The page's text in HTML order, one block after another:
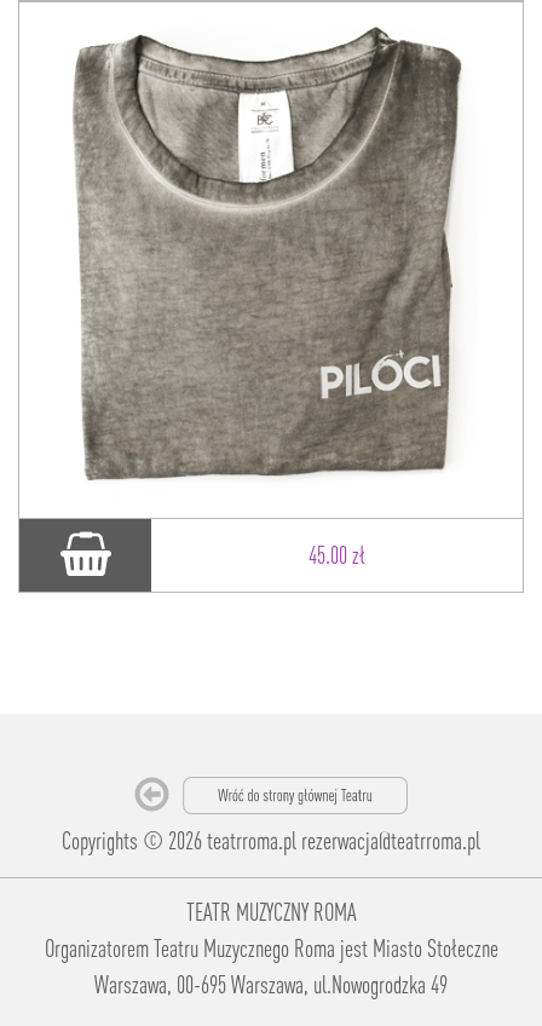
45.00 zł
Copyrights © 2026 teatrroma.pl rezerwacja@teatrroma.pl
TEATR MUZYCZNY ROMA
Organizatorem Teatru Muzycznego Roma jest Miasto Stołeczne
Warszawa, 00-695 Warszawa, ul.Nowogrodzka 49